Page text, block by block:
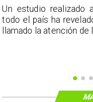
Un estudio realizado
todo el país ha
llamado la atención